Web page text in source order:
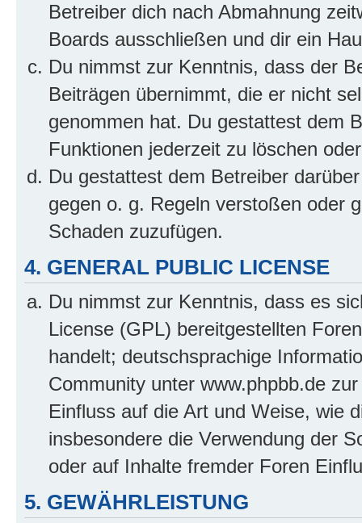
Betreiber dich nach Abmahnung
Boards ausschließen und dir ein
Du nimmst zur Kenntnis, dass der
Beiträgen übernimmt, die er nicht
genommen hat. Du gestattest dem
Funktionen jederzeit zu löschen
Du gestattest dem Betreiber
gegen o. g. Regeln verstoßen oder
Schaden zuzufügen.
4. GENERAL PUBLIC LICENSE
Du nimmst zur Kenntnis, dass es
License (GPL) bereitgestellten
handelt; deutschsprachige
Community unter www.phpbb.de
Einfluss auf die Art und Weise, wie
insbesondere die Verwendung der
oder auf Inhalte fremder Foren
5. GEWÄHRLEISTUNG